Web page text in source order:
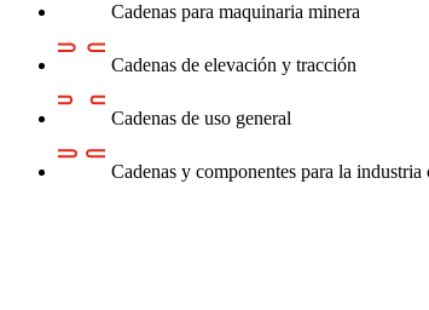
Cadenas para maquinaria minera
Cadenas de elevación y tracción
Cadenas de uso general
Cadenas y componentes para la industria